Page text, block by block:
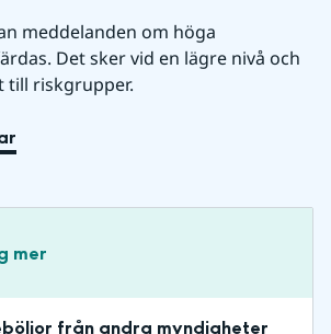
meddelanden om höga
Det sker vid en lägre nivå och
till riskgrupper.
mer
från andra myndigheter